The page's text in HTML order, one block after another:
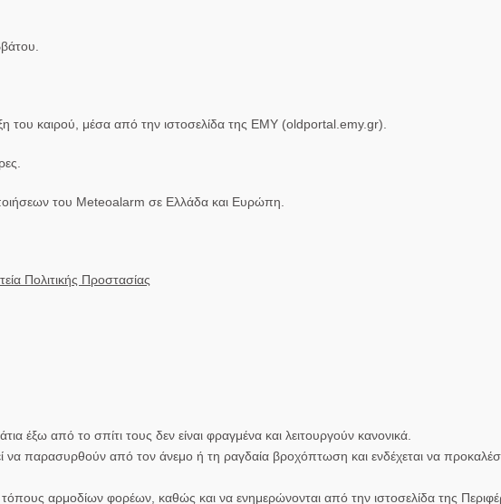
του καιρού, μέσα από την ιστοσελίδα της ΕΜΥ (oldportal.emy.gr).
του Meteoalarm σε Ελλάδα και Ευρώπη.
Πολιτικής Προστασίας
έξω από το σπίτι τους δεν είναι φραγμένα και λειτουργούν κανονικά.
να παρασυρθούν από τον άνεμο ή τη ραγδαία βροχόπτωση και ενδέχεται να
αρμοδίων φορέων, καθώς και να ενημερώνονται από την ιστοσελίδα της